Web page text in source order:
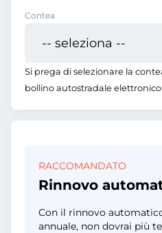
Contea
Si prega di selezionare la
bollino autostradale elettronico
RACCOMANDATO
Rinnovo
Con il rinnovo
annuale, non dovrai più